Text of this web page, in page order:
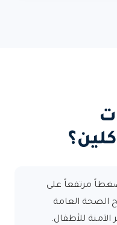
مرتفعاً على
الصحة العامة
الآمنة للأطفال.